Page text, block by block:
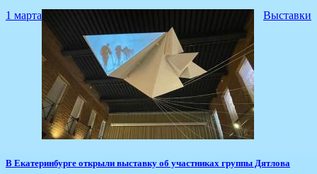
1 марта Выставки
​В Екатеринбурге открыли выставку об участниках группы Дятлова